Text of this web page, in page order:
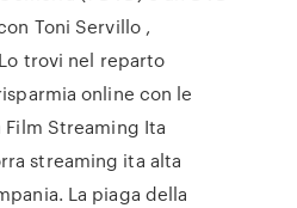
Toni Servillo ,
trovi nel reparto
online con le
Streaming Ita
streaming ita alta
La piaga della